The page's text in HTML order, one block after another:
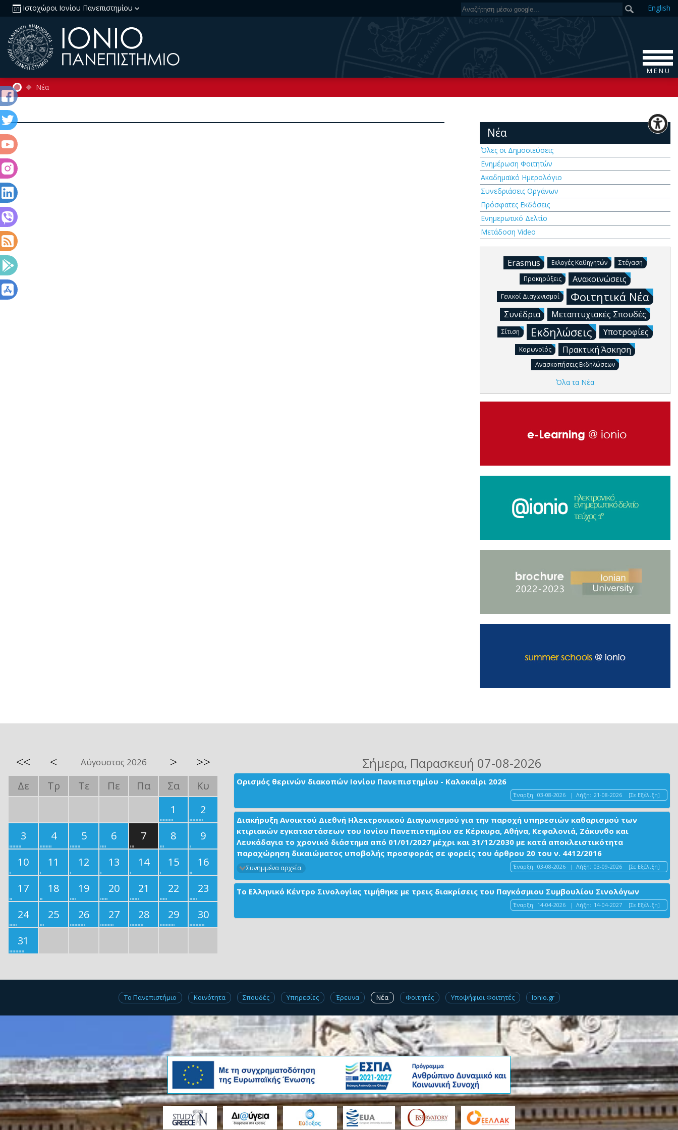
Ιστοχώροι Ιονίου Πανεπιστημίου English
M E N U
Νέα
Νέα
Όλες οι Δημοσιεύσεις
Ενημέρωση Φοιτητών
Ακαδημαϊκό Ημερολόγιο
Συνεδριάσεις Οργάνων
Πρόσφατες Εκδόσεις
Ενημερωτικό Δελτίο
Μετάδοση Video
Erasmus Εκλογές Καθηγητών
Στέγαση
Προκηρύξεις
Ανακοινώσεις
Γενικοί Διαγωνισμοί Φοιτητικά Νέα
Συνέδρια Μεταπτυχιακές Σπουδές
Σίτιση Εκδηλώσεις Υποτροφίες
Κορωνοϊός Πρακτική Άσκηση
Ανασκοπήσεις Εκδηλώσεων
Όλα τα Νέα
<< < Αύγουστος 2026 > >>
Δε Τρ Τε Πε Πα Σα
Κυ
1
2
3
4 5 6 7 8
9
10
11 12 13 14 15
16
17
18 19 20 21 22
23
24
25 26 27 28 29
30
31
Σήμερα, Παρασκευή 07-08-2026
Ορισμός θερινών διακοπών Ιονίου Πανεπιστημίου - Καλοκαίρι 2026
Έναρξη: 03-08-2026 | Λήξη: 21-08-2026 [Σε Εξέλιξη]
Διακήρυξη Ανοικτού Διεθνή Ηλεκτρονικού Διαγωνισμού για την παροχή υπηρεσιών καθαρισμού των
κτιριακών εγκαταστάσεων του Ιονίου Πανεπιστημίου σε Κέρκυρα, Αθήνα, Κεφαλονιά, Ζάκυνθο και
Λευκάδαγια το χρονικό διάστημα από 01/01/2027 μέχρι και 31/12/2030 με κατά αποκλειστικότητα
παραχώρηση δικαιώματος υποβολής προσφοράς σε φορείς του άρθρου 20 του ν. 4412/2016
Έναρξη: 03-08-2026 | Λήξη: 03-09-2026 [Σε Εξέλιξη]
Συνημμένα αρχεία
Το Ελληνικό Κέντρο Σινολογίας τιμήθηκε με τρεις διακρίσεις του Παγκόσμιου Συμβουλίου Σινολόγων
Έναρξη: 14-04-2026 | Λήξη: 14-04-2027 [Σε Εξέλιξη]
Το Πανεπιστήμιο Κοινότητα Σπουδές Υπηρεσίες Έρευνα Νέα Φοιτητές Υποψήφιοι Φοιτητές Ionio.gr